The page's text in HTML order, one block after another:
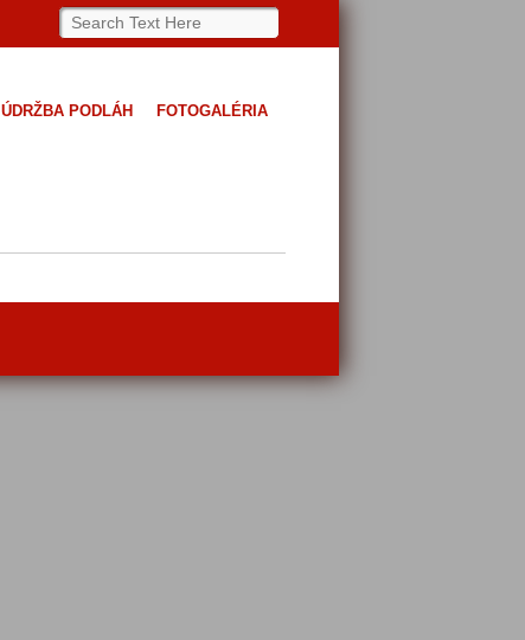
ÚDRŽBA PODLÁH FOTOGALÉRIA